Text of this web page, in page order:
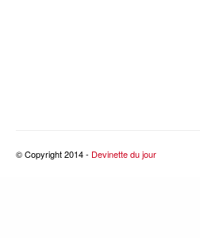
© Copyright 2014 - Devinette du jour